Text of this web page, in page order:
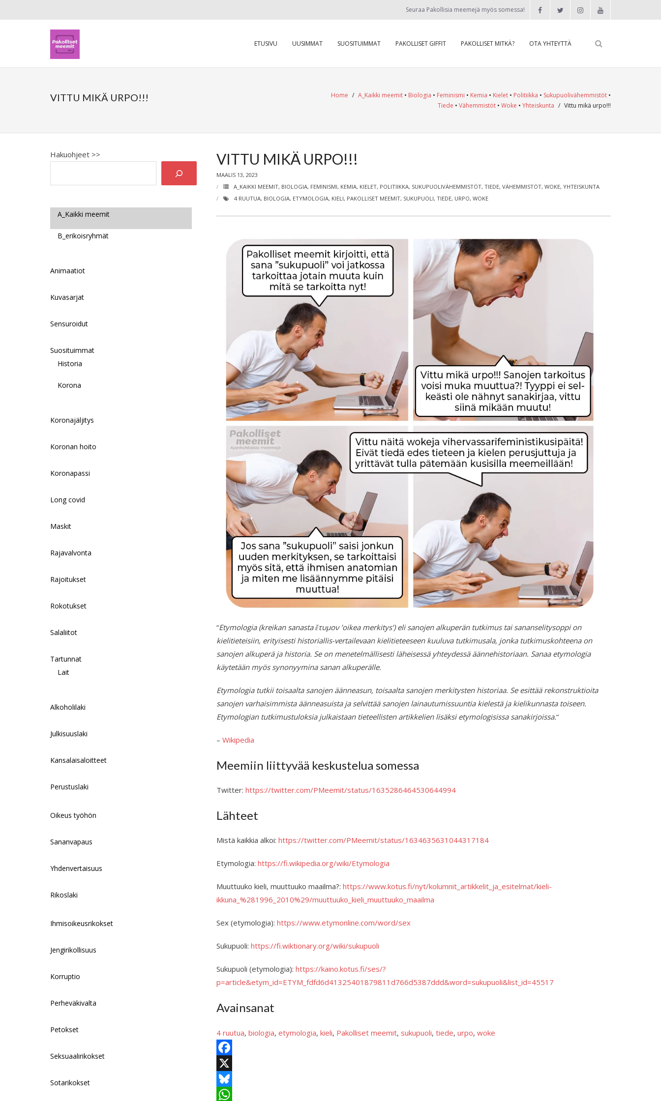
Seuraa Pakollisia meemejä myös somessa!
ETUSIVU UUSIMMAT SUOSITUIMMAT PAKOLLISET GIFFIT PAKOLLISET MITKÄ? OTA YHTEYTTÄ
VITTU MIKÄ URPO!!! Home / A_Kaikki meemit • Biologia • Feminismi • Kemia • Kielet • Politiikka • Sukupuolivähemmistöt •
Tiede • Vähemmistöt • Woke • Yhteiskunta / Vittu mikä urpo!!!
VITTU MIKÄ URPO!!!
MAALIS 13, 2023
A_KAIKKI MEEMIT, BIOLOGIA, FEMINISMI, KEMIA, KIELET, POLITIIKKA, SUKUPUOLIVÄHEMMISTÖT, TIEDE, VÄHEMMISTÖT, WOKE, YHTEISKUNTA
4 RUUTUA, BIOLOGIA, ETYMOLOGIA, KIELI, PAKOLLISET MEEMIT, SUKUPUOLI, TIEDE, URPO, WOKE
“Etymologia (kreikan sanasta ἔτυμον ’oikea merkitys’) eli sanojen alkuperän tutkimus tai sananselitysoppi on
kielitieteisiin, erityisesti historiallis-vertailevaan kielitieteeseen kuuluva tutkimusala, jonka tutkimuskohteena on
sanojen alkuperä ja historia. Se on menetelmällisesti läheisessä yhteydessä äännehistoriaan. Sanaa etymologia
käytetään myös synonyymina sanan alkuperälle.
Etymologia tutkii toisaalta sanojen äänneasun, toisaalta sanojen merkitysten historiaa. Se esittää rekonstruktioita
sanojen varhaisimmista äänneasuista ja selvittää sanojen lainautumissuuntia kielestä ja kielikunnasta toiseen.
Etymologian tutkimustuloksia julkaistaan tieteellisten artikkelien lisäksi etymologisissa sanakirjoissa.“
– Wikipedia
Meemiin liittyvää keskustelua somessa
Twitter: https://twitter.com/PMeemit/status/1635286464530644994
Lähteet
Mistä kaikkia alkoi: https://twitter.com/PMeemit/status/1634635631044317184
Etymologia: https://fi.wikipedia.org/wiki/Etymologia
Muuttuuko kieli, muuttuuko maailma?: https://www.kotus.fi/nyt/kolumnit_artikkelit_ja_esitelmat/kieli-
ikkuna_%281996_2010%29/muuttuuko_kieli_muuttuuko_maailma
Sex (etymologia): https://www.etymonline.com/word/sex
Sukupuoli: https://fi.wiktionary.org/wiki/sukupuoli
Sukupuoli (etymologia): https://kaino.kotus.fi/ses/?
p=article&etym_id=ETYM_fdfd6d41325401879811d766d5387ddd&word=sukupuoli&list_id=45517
Avainsanat
4 ruutua, biologia, etymologia, kieli, Pakolliset meemit, sukupuoli, tiede, urpo, woke
F
a
c
X
B
Hakuohjeet >>
A_Kaikki meemit
B_erikoisryhmät
Animaatiot
Kuvasarjat
Sensuroidut
Suosituimmat
Historia
Korona
Koronajäljitys
Koronan hoito
Koronapassi
Long covid
Maskit
Rajavalvonta
Rajoitukset
Rokotukset
Salaliitot
Tartunnat
Lait
Alkoholilaki
Julkisuuslaki
Kansalaisaloitteet
Perustuslaki
Oikeus työhön
Sananvapaus
Yhdenvertaisuus
Rikoslaki
Ihmisoikeusrikokset
Jengirikollisuus
Korruptio
Perheväkivalta
Petokset
Seksuaalirikokset
Sotarikokset